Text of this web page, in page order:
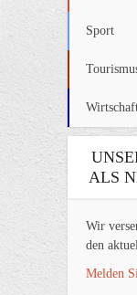
Sport
ALS
Wir
den
Melden